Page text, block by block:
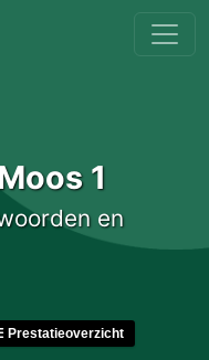
1
en
Prestatieoverzicht